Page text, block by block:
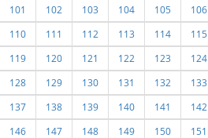
101
102 103 104 105 106
110
111 112 113 114 115
119
120 121 122 123 124
128
129 130 131 132 133
137
138 139 140 141 142
146
147 148 149 150 151